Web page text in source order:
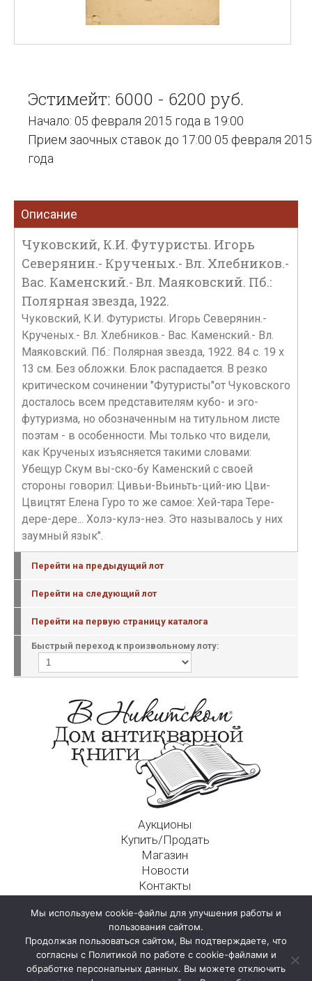
Эстимейт: 6000 - 6200 руб.
Начало: 05 февраля 2015 года в 19:00
Прием заочных ставок до 17:00 05 февраля 2015
года
Описание
Чуковский, К.И. Футуристы. Игорь
Северянин.- Крученых.- Вл. Хлебников.-
Вас. Каменский.- Вл. Маяковский. Пб.:
Полярная звезда, 1922.
Чуковский, К.И. Футуристы. Игорь Северянин.-
Крученых.- Вл. Хлебников.- Вас. Каменский.- Вл.
Маяковский. Пб.: Полярная звезда, 1922. 84 с. 19 х
13 см. Без обложки. Блок распадается. В резко
критическом сочинении "Футуристы"от Чуковского
досталось всем представителям кубо- и эго-
футуризма, но обозначенным на титульном листе
поэтам - в особенности. Мы только что видели,
как Крученых изъясняется такими словами:
Убещур Скум вы-ско-бу Каменский с своей
стороны говорил: Цивьи-Вьиньть-ций-ию Цви-
Цвицтят Елена Гуро то же самое: Хей-тара Тере-
дере-дере... Холэ-кулэ-неэ. Это называлось у них
заумный язык".
Перейти на предыдущий лот
Перейти на следующий лот
Перейти на первую страницу каталога
Быстрый переход к произвольному лоту:
Аукционы
Купить/Продать
Магазин
Новости
Контакты
125009, г. Москва, Никитский пер., д. 4а, стр. 1
Мы используем cookie-файлы для улучшения работы и
пользования сайтом.
Продолжая пользоваться сайтом, Вы подтверждаете, что
согласны с Политикой по работе с cookie-файлами и
обработке персональных данных. Вы можете отключить